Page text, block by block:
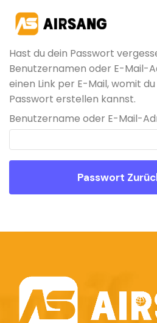
Hast du dein Passwort
Benutzernamen oder E-Mail-
einen Link per E-Mail, womit
Passwort erstellen kannst.
Benutzername oder E-Mail-
Passwort